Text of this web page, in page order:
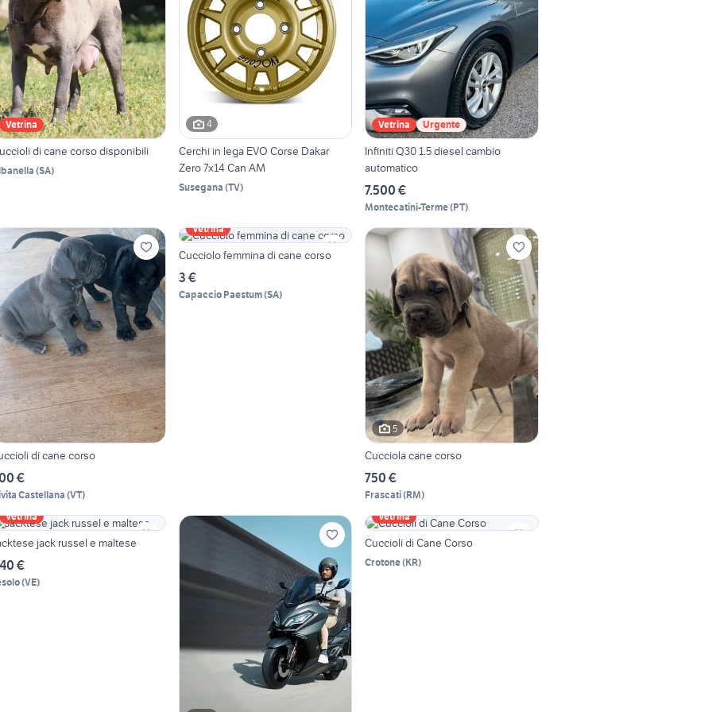
Vetrina
di cane corso disponibili
(SA)
4
Cerchi in lega EVO Corse Dakar
Zero 7x14 Can AM
Susegana (TV)
Vetrina Urgente
Infiniti Q30 1.5 diesel cambio
automatico
7.500 €
Montecatini-Terme(PT)
di cane corso
€
Castellana (VT)
Vetrina
Cucciolo femmina di cane corso
3 €
Capaccio Paestum(SA)
5
Cucciola cane corso
750 €
Frascati(RM)
Vetrina
jack russel e maltese
€
(VE)
Vetrina
Cuccioli di Cane Corso
Crotone(KR)